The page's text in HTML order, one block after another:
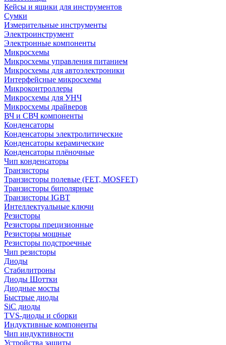
Кейсы и ящики для инструментов
Сумки
Измерительные инструменты
Электроинструмент
Электронные компоненты
Микросхемы
Микросхемы управления питанием
Микросхемы для автоэлектроники
Интерфейсные микросхемы
Микроконтроллеры
Микросхемы для УНЧ
Микросхемы драйверов
ВЧ и СВЧ компоненты
Конденсаторы
Конденсаторы электролитические
Конденсаторы керамические
Конденсаторы плёночные
Чип конденсаторы
Транзисторы
Транзисторы полевые (FET, MOSFET)
Транзисторы биполярные
Транзисторы IGBT
Интеллектуальные ключи
Резисторы
Резисторы прецизионные
Резисторы мощные
Резисторы подстроечные
Чип резисторы
Диоды
Стабилитроны
Диоды Шоттки
Диодные мосты
Быстрые диоды
SiC диоды
TVS-диоды и сборки
Индуктивные компоненты
Чип индуктивности
Устройства защиты